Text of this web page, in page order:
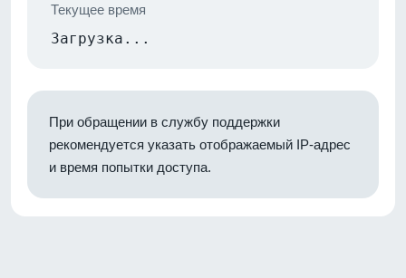
Текущее время
Загрузка...
При обращении в службу поддержки
рекомендуется указать отображаемый IP-адрес
и время попытки доступа.